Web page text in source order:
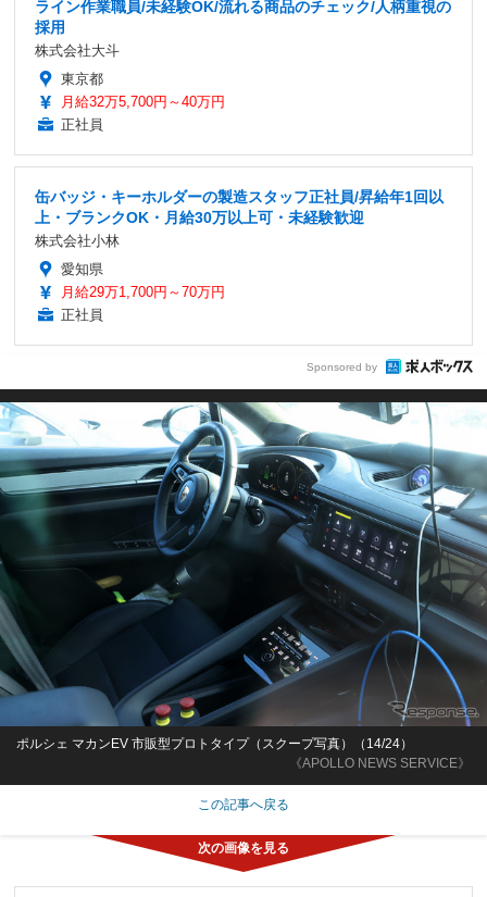
ライン作業職員/未経験OK/流れる商品のチェック/人柄重視の
採用
株式会社大斗
東京都
月給32万5,700円～40万円
正社員
缶バッジ・キーホルダーの製造スタッフ正社員/昇給年1回以
上・ブランクOK・月給30万以上可・未経験歓迎
株式会社小林
愛知県
月給29万1,700円～70万円
正社員
Sponsored by
《APOLLO NEWS SERVICE》
ポルシェ マカンEV 市販型プロトタイプ（スクープ写真）（14/24）
この記事へ戻る